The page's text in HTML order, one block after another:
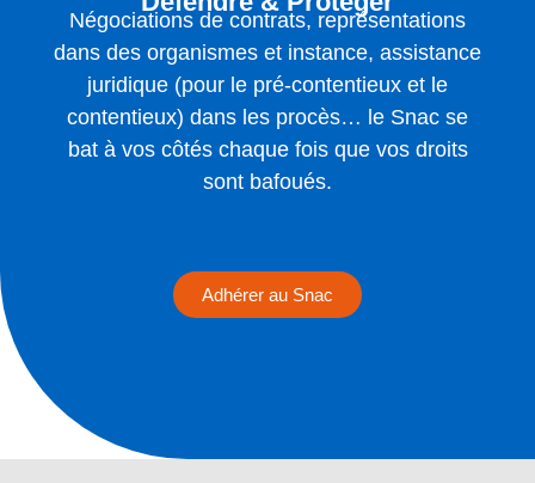
Négociations de contrats, représentations
dans des organismes et instance, assistance
juridique (pour le pré-contentieux et le
contentieux) dans les procès… le Snac se
bat à vos côtés chaque fois que vos droits
sont bafoués.
Adhérer au Snac